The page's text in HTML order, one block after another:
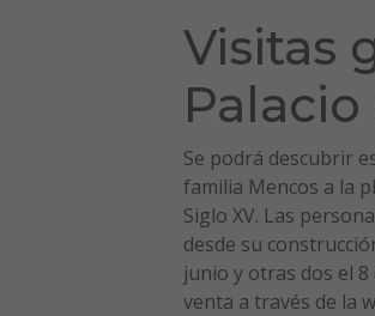
Visitas
Se podrá descubrir
familia Mencos a la
Siglo XV. Las
desde su
junio y otras dos el
venta a través de la